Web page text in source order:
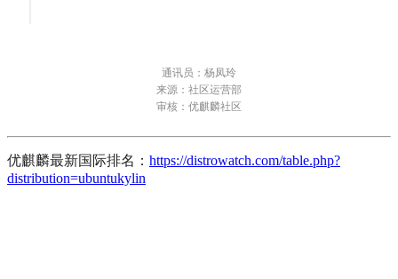
通讯员：杨凤玲
来源：社区运营部
审核：优麒麟社区
优麒麟最新国际排名： https://distrowatch.com/table.php?
distribution=ubuntukylin